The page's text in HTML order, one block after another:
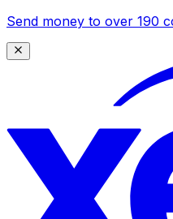
Send money to over 190